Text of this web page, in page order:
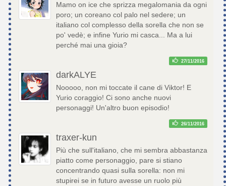
Mamo on ice che sprizza megalomania da ogni
poro; un coreano col palo nel sedere; un
italiano col complesso della sorella che non se
po' vedè; e infine Yurio mi casca... Ma a lui
perché mai una gioia?
27/11/2016
darkALYE
Nooooo, non mi toccate il cane di Viktor! E
Yurio coraggio! Ci sono anche nuovi
personaggi! Un'altro buon episodio!
26/11/2016
traxer-kun
Più che sull'italiano, che mi sembra abbastanza
piatto come personaggio, pare si stiano
concentrando quasi sulla sorella: non mi
stupirei se in futuro avesse un ruolo più